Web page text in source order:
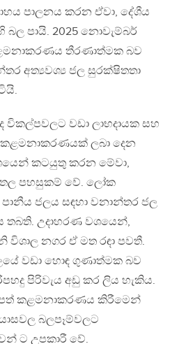
පාලනය කරන ඒවා, දේශීය
පායි. 2025 නොවැම්බර්
තීරණාත්මක බව
අත්‍යවශ්‍ය ජල සුරක්ෂිතතා
වඩා ලාභදායක සහ
ලබා දෙන
කටයුතු කරන මේවා,
පහසුකම් වේ. ලෝක
ජලය සඳහා වනාන්තර ජල
තබති. උදාහරණ වශයෙන්,
නගර ඒ මත රඳා පවතී.
වඩා හොඳ ගුණාත්මක බව
පිරිවැය අඩු කර ලිය හැකිය.
කළමනාකරණය කිරීමෙන්
බලපෑම්වලට
ට උපකාරී වේ.